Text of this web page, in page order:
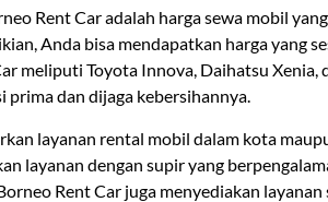
Rent Car adalah harga sewa mobil
Anda bisa mendapatkan harga yang
meliputi Toyota Innova, Daihatsu Xenia,
prima dan dijaga kebersihannya.
layanan rental mobil dalam kota
layanan dengan supir yang
Rent Car juga menyediakan layanan